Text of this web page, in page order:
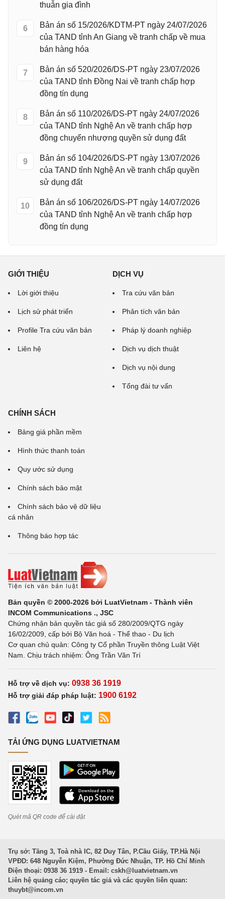
thuẫn gia đình
6
Bản án số 15/2026/KDTM-PT ngày 24/07/2026
của TAND tỉnh An Giang về tranh chấp về mua
bán hàng hóa
7
Bản án số 520/2026/DS-PT ngày 23/07/2026
của TAND tỉnh Đồng Nai về tranh chấp hợp
đồng tín dụng
8
Bản án số 110/2026/DS-PT ngày 24/07/2026
của TAND tỉnh Nghệ An về tranh chấp hợp
đồng chuyển nhượng quyền sử dụng đất
9
Bản án số 104/2026/DS-PT ngày 13/07/2026
của TAND tỉnh Nghệ An về tranh chấp quyền
sử dụng đất
10
Bản án số 106/2026/DS-PT ngày 14/07/2026
của TAND tỉnh Nghệ An về tranh chấp hợp
đồng tín dụng
GIỚI THIỆU
Lời giới thiệu
Lịch sử phát triển
Profile Tra cứu văn bản
Liên hệ
DỊCH VỤ
Tra cứu văn bản
Phân tích văn bản
Pháp lý doanh nghiệp
Dịch vụ dịch thuật
Dịch vụ nội dung
Tổng đài tư vấn
CHÍNH SÁCH
Bảng giá phần mềm
Hình thức thanh toán
Quy ước sử dụng
Chính sách bảo mật
Chính sách bảo vệ dữ liệu
cá nhân
Thông báo hợp tác
Bản quyền © 2000-2026 bởi LuatVietnam - Thành viên
INCOM Communications ., JSC
Chứng nhận bản quyền tác giả số 280/2009/QTG ngày
16/02/2009, cấp bởi Bộ Văn hoá - Thể thao - Du lịch
Cơ quan chủ quản: Công ty Cổ phần Truyền thông Luật Việt
Nam. Chịu trách nhiệm: Ông Trần Văn Trí
Hỗ trợ về dịch vụ: 0938 36 1919
Hỗ trợ giải đáp pháp luật: 1900 6192
TẢI ỨNG DỤNG LUATVIETNAM
Quét mã QR code để cài đặt
Trụ sở: Tầng 3, Toà nhà IC, 82 Duy Tân, P.Cầu Giấy, TP.Hà Nội
VPĐD: 648 Nguyễn Kiệm, Phường Đức Nhuận, TP. Hồ Chí Minh
Điện thoại: 0938 36 1919 - Email: cskh@luatvietnam.vn
Liên hệ quảng cáo; quyền tác giả và các quyền liên quan:
thuybt@incom.vn